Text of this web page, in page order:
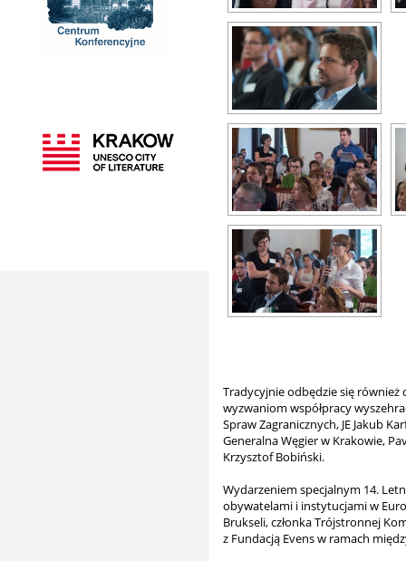
Tradycyjnie odbędzie się również
wyzwaniom współpracy
Spraw Zagranicznych, JE Jakub
Generalna Węgier w Krakowie,
Krzysztof Bobiński.
Wydarzeniem specjalnym 14.
obywatelami i instytucjami w
Brukseli, członka Trójstronnej
z Fundacją Evens w ramach